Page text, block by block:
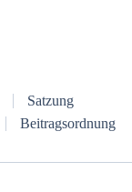
Satzung
Beitragsordnung